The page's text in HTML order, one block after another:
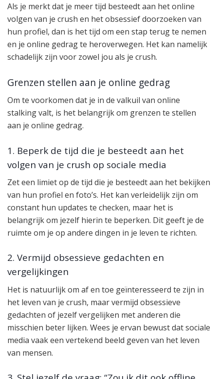
Als je merkt dat je meer tijd besteedt aan het online
volgen van je crush en het obsessief doorzoeken van
hun profiel, dan is het tijd om een stap terug te nemen
en je online gedrag te heroverwegen. Het kan namelijk
schadelijk zijn voor zowel jou als je crush.
Grenzen stellen aan je online gedrag
Om te voorkomen dat je in de valkuil van online
stalking valt, is het belangrijk om grenzen te stellen
aan je online gedrag.
1. Beperk de tijd die je besteedt aan het
volgen van je crush op sociale media
Zet een limiet op de tijd die je besteedt aan het bekijken
van hun profiel en foto’s. Het kan verleidelijk zijn om
constant hun updates te checken, maar het is
belangrijk om jezelf hierin te beperken. Dit geeft je de
ruimte om je op andere dingen in je leven te richten.
2. Vermijd obsessieve gedachten en
vergelijkingen
Het is natuurlijk om af en toe geïnteresseerd te zijn in
het leven van je crush, maar vermijd obsessieve
gedachten of jezelf vergelijken met anderen die
misschien beter lijken. Wees je ervan bewust dat sociale
media vaak een vertekend beeld geven van het leven
van mensen.